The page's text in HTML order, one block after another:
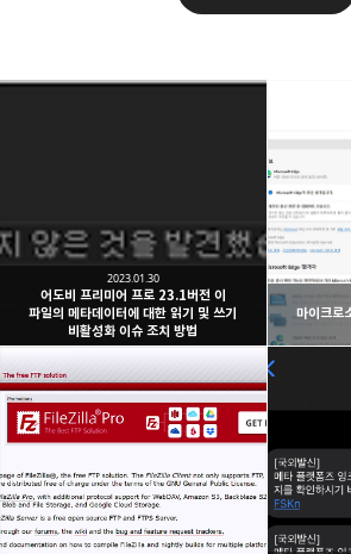
어도비 프리미어 프로 23.1버전 이
파일의 메타데이터에 대한 읽기 및 쓰기
비활성화 이슈 조치 방법
2023.01.30
마이크로